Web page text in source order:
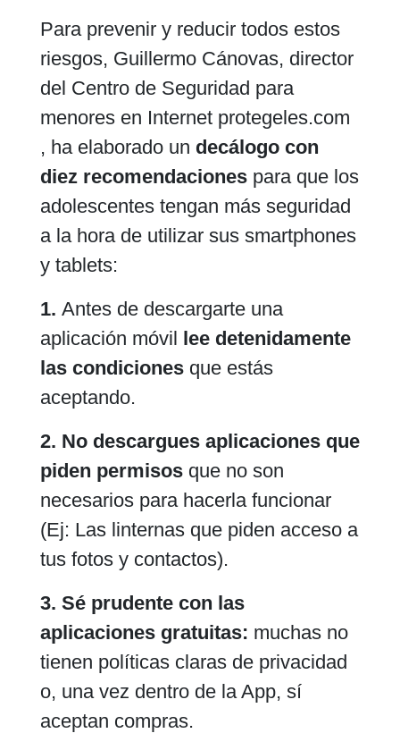
Para prevenir y reducir todos estos
riesgos, Guillermo Cánovas, director
del Centro de Seguridad para
menores en Internet protegeles.com
, ha elaborado un decálogo con
diez recomendacionespara que los
adolescentes tengan más seguridad
a la hora de utilizar sus smartphones
y tablets:
1. Antes de descargarte una
aplicación móvil
lee detenidamente
las condicionesque estás
aceptando.
2. No descargues aplicaciones que
piden permisos que no son
necesarios para hacerla funcionar
(Ej: Las linternas que piden acceso a
tus fotos y contactos).
3. Sé prudente con las
aplicaciones gratuitas: muchas no
tienen políticas claras de privacidad
o, una vez dentro de la App, sí
aceptan compras.